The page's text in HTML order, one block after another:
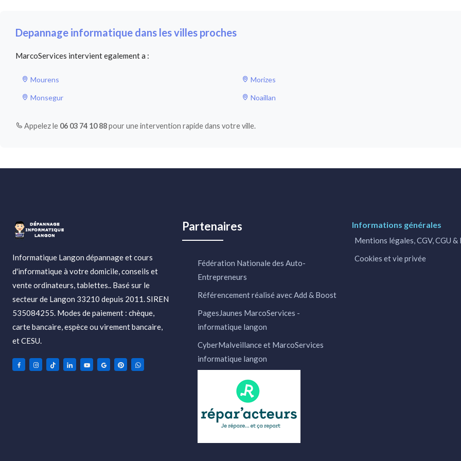
Depannage informatique dans les villes proches
MarcoServices intervient egalement a :
Mourens Morizes
Monsegur Noaillan
Appelez le 06 03 74 10 88pour une intervention rapide dans votre ville.
Informatique Langon dépannage et cours
d'informatique à votre domicile, conseils et
vente ordinateurs, tablettes.. Basé sur le
secteur de Langon 33210 depuis 2011. SIREN
535084255. Modes de paiement : chèque,
carte bancaire, espèce ou virement bancaire,
et CESU.
Partenaires
Fédération Nationale des Auto-
Entrepreneurs
Référencement réalisé avec Add & Boost
PagesJaunes MarcoServices -
informatique langon
CyberMalveillance et MarcoServices
informatique langon
Informations générales
Mentions légales, CGV, CGU &
Cookies et vie privée